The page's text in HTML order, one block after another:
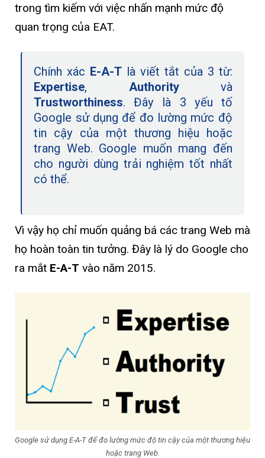
trong tìm kiếm với việc nhấn mạnh mức độ
quan trọng của EAT.
Chính xác E-A-T là viết tắt của 3 từ:
Expertise, Authorityvà
Trustworthiness. Đây là 3 yếu tố
Google sử dụng để đo lường mức độ
tin cậy của một thương hiệu hoặc
trang Web. Google muốn mang đến
cho người dùng trải nghiệm tốt nhất
có thể.
Vì vậy họ chỉ muốn quảng bá các trang Web mà
họ hoàn toàn tin tưởng. Đây là lý do Google cho
ra mắt E-A-T vào năm 2015.
Google sử dụng E-A-T để đo lường mức độ tin cậy của một thương hiệu
hoặc trang Web.